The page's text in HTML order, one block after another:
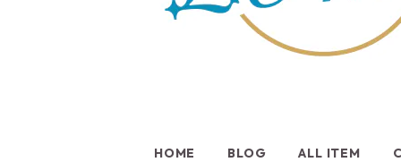
HOME BLOG ALL ITEM